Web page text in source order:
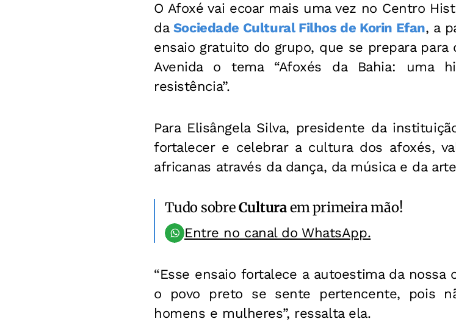
O Afoxé vai ecoar mais uma vez no Centro
da Sociedade Cultural Filhos de Korin Efan, a
ensaio gratuito do grupo, que se prepara para
Avenida o tema “Afoxés da Bahia: uma
resistência”.
Para Elisângela Silva, presidente da
fortalecer e celebrar a cultura dos afoxés,
africanas através da dança, da música e da
Tudo sobreCulturaem primeira mão!
Entre no canal do WhatsApp.
“Esse ensaio fortalece a autoestima da
o povo preto se sente pertencente, pois
homens e mulheres”, ressalta ela.